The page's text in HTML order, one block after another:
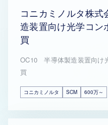
コニカミノルタ株
造装置向け光学コン
買
OC10 半導体製造装置向け
買
コニカミノルタ SCM 600万～